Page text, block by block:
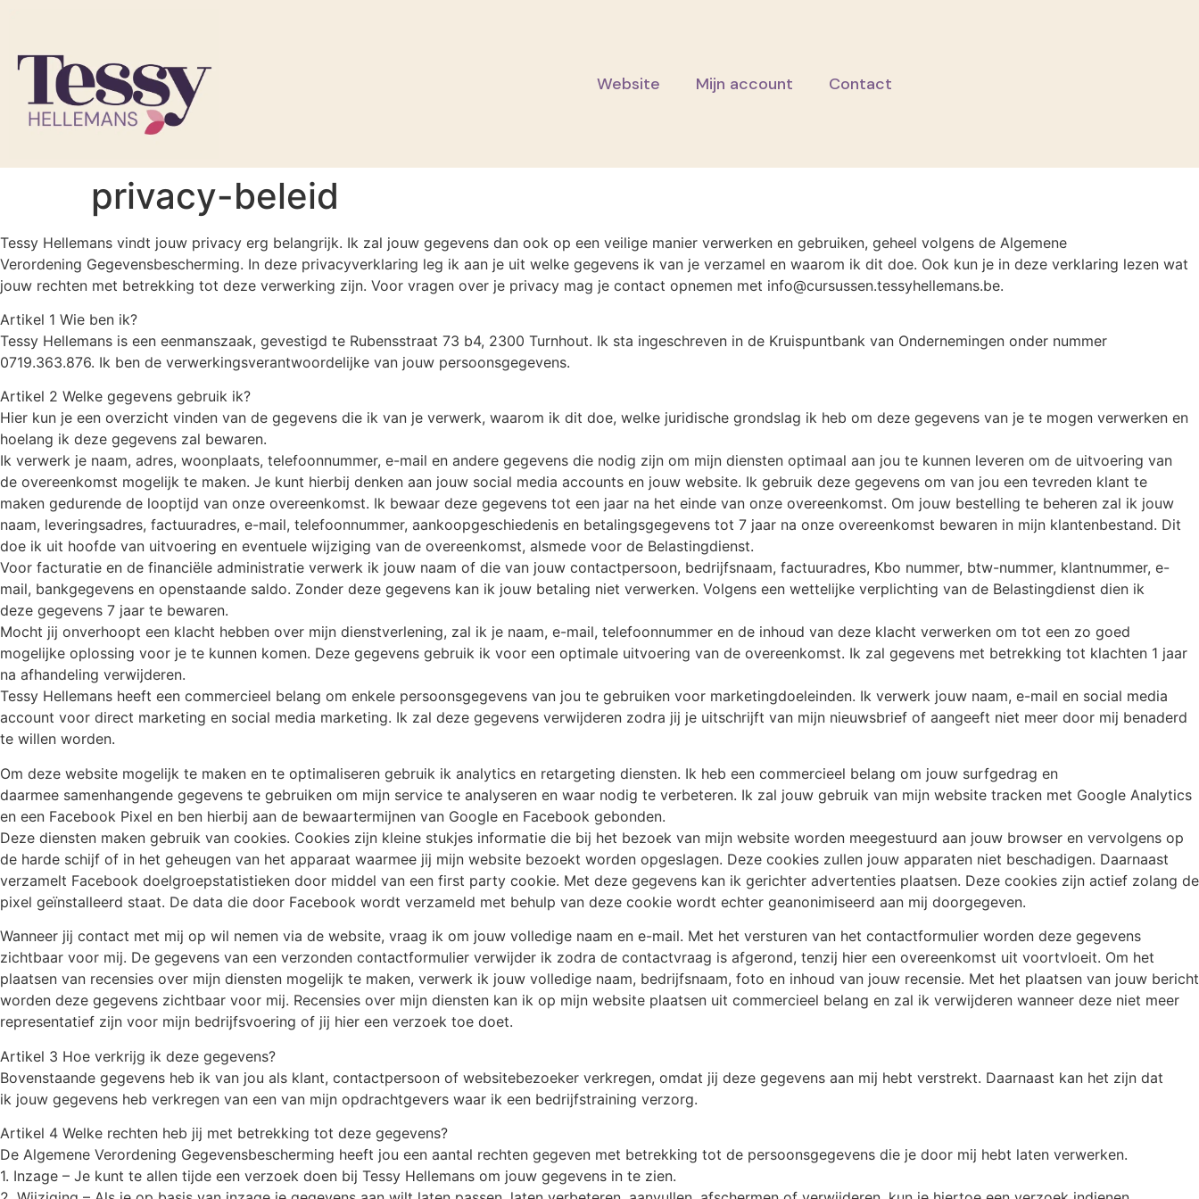
Website Mijn account Contact
privacy-beleid
Tessy Hellemans vindt jouw privacy erg belangrijk. Ik zal jouw gegevens dan ook op een veilige manier verwerken en gebruiken, geheel volgens de Algemene
Verordening Gegevensbescherming. In deze privacyverklaring leg ik aan je uit welke gegevens ik van je verzamel en waarom ik dit doe. Ook kun je in deze verklaring lezen wat
jouw rechten met betrekking tot deze verwerking zijn. Voor vragen over je privacy mag je contact opnemen met info@cursussen.tessyhellemans.be.
Artikel 1 Wie ben ik?
Tessy Hellemans is een eenmanszaak, gevestigd te Rubensstraat 73 b4, 2300 Turnhout. Ik sta ingeschreven in de Kruispuntbank van Ondernemingen onder nummer
0719.363.876. Ik ben de verwerkingsverantwoordelijke van jouw persoonsgegevens.
Artikel 2 Welke gegevens gebruik ik?
Hier kun je een overzicht vinden van de gegevens die ik van je verwerk, waarom ik dit doe, welke juridische grondslag ik heb om deze gegevens van je te mogen verwerken en
hoelang ik deze gegevens zal bewaren.
Ik verwerk je naam, adres, woonplaats, telefoonnummer, e-mail en andere gegevens die nodig zijn om mijn diensten optimaal aan jou te kunnen leveren om de uitvoering van
de overeenkomst mogelijk te maken. Je kunt hierbij denken aan jouw social media accounts en jouw website. Ik gebruik deze gegevens om van jou een tevreden klant te
maken gedurende de looptijd van onze overeenkomst. Ik bewaar deze gegevens tot een jaar na het einde van onze overeenkomst. Om jouw bestelling te beheren zal ik jouw
naam, leveringsadres, factuuradres, e-mail, telefoonnummer, aankoopgeschiedenis en betalingsgegevens tot 7 jaar na onze overeenkomst bewaren in mijn klantenbestand. Dit
doe ik uit hoofde van uitvoering en eventuele wijziging van de overeenkomst, alsmede voor de Belastingdienst.
Voor facturatie en de financiële administratie verwerk ik jouw naam of die van jouw contactpersoon, bedrijfsnaam, factuuradres, Kbo nummer, btw-nummer, klantnummer, e-
mail, bankgegevens en openstaande saldo. Zonder deze gegevens kan ik jouw betaling niet verwerken. Volgens een wettelijke verplichting van de Belastingdienst dien ik
deze gegevens 7 jaar te bewaren.
Mocht jij onverhoopt een klacht hebben over mijn dienstverlening, zal ik je naam, e-mail, telefoonnummer en de inhoud van deze klacht verwerken om tot een zo goed
mogelijke oplossing voor je te kunnen komen. Deze gegevens gebruik ik voor een optimale uitvoering van de overeenkomst. Ik zal gegevens met betrekking tot klachten 1 jaar
na afhandeling verwijderen.
Tessy Hellemans heeft een commercieel belang om enkele persoonsgegevens van jou te gebruiken voor marketingdoeleinden. Ik verwerk jouw naam, e-mail en social media
account voor direct marketing en social media marketing. Ik zal deze gegevens verwijderen zodra jij je uitschrijft van mijn nieuwsbrief of aangeeft niet meer door mij benaderd
te willen worden.
Om deze website mogelijk te maken en te optimaliseren gebruik ik analytics en retargeting diensten. Ik heb een commercieel belang om jouw surfgedrag en
daarmee samenhangende gegevens te gebruiken om mijn service te analyseren en waar nodig te verbeteren. Ik zal jouw gebruik van mijn website tracken met Google Analytics
en een Facebook Pixel en ben hierbij aan de bewaartermijnen van Google en Facebook gebonden.
Deze diensten maken gebruik van cookies. Cookies zijn kleine stukjes informatie die bij het bezoek van mijn website worden meegestuurd aan jouw browser en vervolgens op
de harde schijf of in het geheugen van het apparaat waarmee jij mijn website bezoekt worden opgeslagen. Deze cookies zullen jouw apparaten niet beschadigen. Daarnaast
verzamelt Facebook doelgroepstatistieken door middel van een first party cookie. Met deze gegevens kan ik gerichter advertenties plaatsen. Deze cookies zijn actief zolang de
pixel geïnstalleerd staat. De data die door Facebook wordt verzameld met behulp van deze cookie wordt echter geanonimiseerd aan mij doorgegeven.
Wanneer jij contact met mij op wil nemen via de website, vraag ik om jouw volledige naam en e-mail. Met het versturen van het contactformulier worden deze gegevens
zichtbaar voor mij. De gegevens van een verzonden contactformulier verwijder ik zodra de contactvraag is afgerond, tenzij hier een overeenkomst uit voortvloeit. Om het
plaatsen van recensies over mijn diensten mogelijk te maken, verwerk ik jouw volledige naam, bedrijfsnaam, foto en inhoud van jouw recensie. Met het plaatsen van jouw bericht
worden deze gegevens zichtbaar voor mij. Recensies over mijn diensten kan ik op mijn website plaatsen uit commercieel belang en zal ik verwijderen wanneer deze niet meer
representatief zijn voor mijn bedrijfsvoering of jij hier een verzoek toe doet.
Artikel 3 Hoe verkrijg ik deze gegevens?
Bovenstaande gegevens heb ik van jou als klant, contactpersoon of websitebezoeker verkregen, omdat jij deze gegevens aan mij hebt verstrekt. Daarnaast kan het zijn dat
ik jouw gegevens heb verkregen van een van mijn opdrachtgevers waar ik een bedrijfstraining verzorg.
Artikel 4 Welke rechten heb jij met betrekking tot deze gegevens?
De Algemene Verordening Gegevensbescherming heeft jou een aantal rechten gegeven met betrekking tot de persoonsgegevens die je door mij hebt laten verwerken.
1. Inzage – Je kunt te allen tijde een verzoek doen bij Tessy Hellemans om jouw gegevens in te zien.